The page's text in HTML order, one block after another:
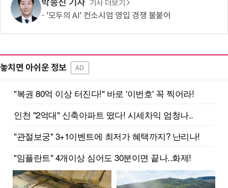
박종진 기자 기사 더보기
'모두의 AI' 컨소시엄 영입 경쟁 불붙어
놓치면 아쉬운 정보 AD